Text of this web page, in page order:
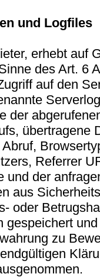
und Logfiles
erhebt auf
des Art. 6
auf den
der
übertragene
Referrer
und der
aus
oder
gespeichert
zu